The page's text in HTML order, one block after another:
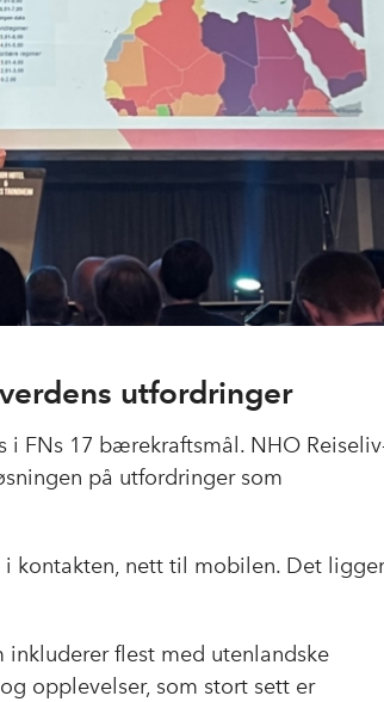
utfordringer
i FNs 17 bærekraftsmål. NHO
på utfordringer som
i kontakten, nett til mobilen. Det ligger
flest med utenlandske
opplevelser, som stort sett er